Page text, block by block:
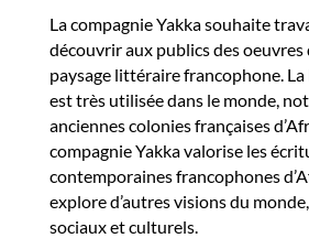
La compagnie Yakka souhaite
découvrir aux publics des oeuvres
paysage littéraire francophone. La
est très utilisée dans le monde,
anciennes colonies françaises
compagnie Yakka valorise les
contemporaines francophones
explore d’autres visions du
sociaux et culturels.